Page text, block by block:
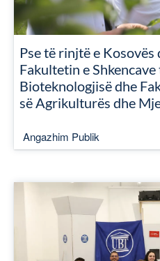
Pse të rinjtë e
Fakultetin e
Bioteknologjisë dhe
së Agrikulturës dhe
Angazhim Publik